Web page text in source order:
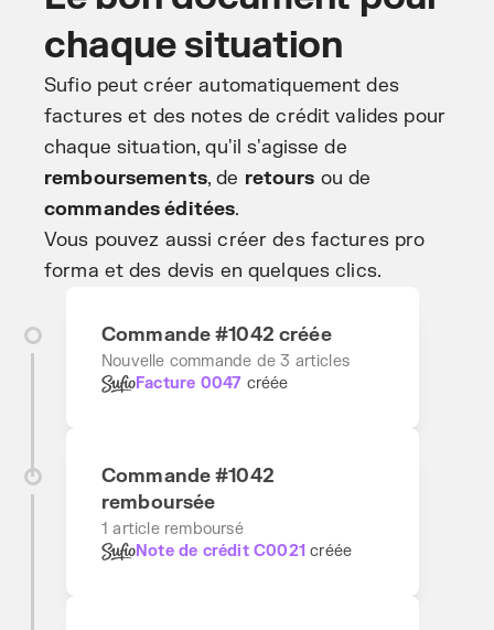
chaque situation
Sufio peut créer automatiquement des
factures et des notes de crédit valides pour
chaque situation, qu'il s'agisse de
remboursements, de retours ou de
commandes éditées.
Vous pouvez aussi créer des factures pro
forma et des devis en quelques clics.
Commande #1042 créée
Nouvelle commande de 3 articles
Facture 0047 créée
Commande #1042
remboursée
1 article remboursé
Note de crédit C0021 créée